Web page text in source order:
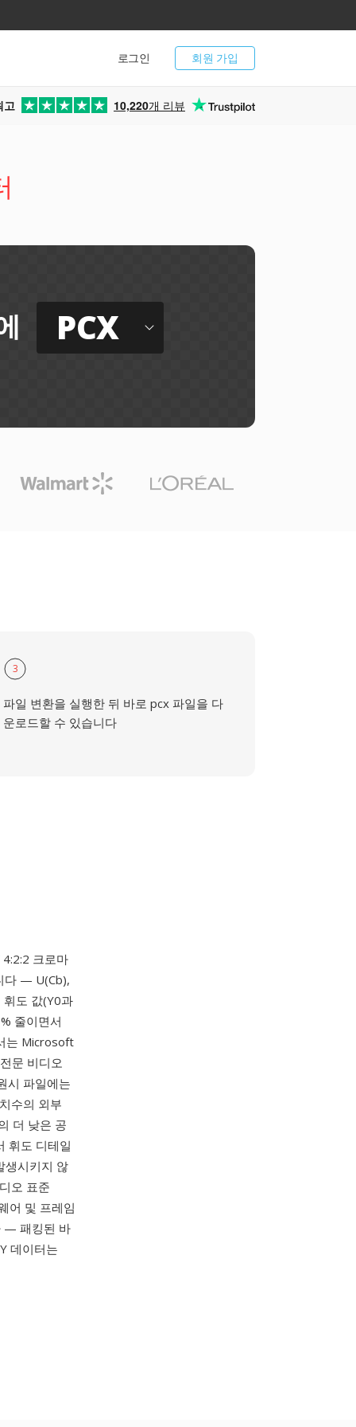
회원 가입
로그인
고 10,220개 리뷰
PCX
3
파일 변환을 실행한 뒤 바로 pcx 파일을 다
운로드할 수 있습니다
4:2:2 크로마
다 — U(Cb),
휘도 값(Y0과
줄이면서
는 Microsoft
문 비디오
시 파일에는
수의 외부
더 낮은 공
휘도 디테일
생시키지 않
오 표준
어 및 프레임
— 패킹된 바
데이터는